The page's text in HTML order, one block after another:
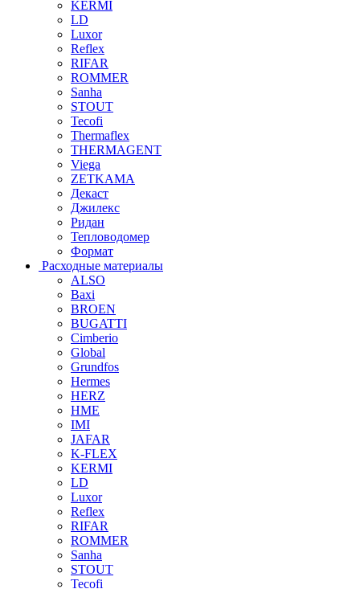
KERMI
LD
Luxor
Reflex
RIFAR
ROMMER
Sanha
STOUT
Tecofi
Thermaflex
THERMAGENT
Viega
ZETKAMA
Декаст
Джилекс
Ридан
Тепловодомер
Формат
Расходные материалы
ALSO
Baxi
BROEN
BUGATTI
Cimberio
Global
Grundfos
Hermes
HERZ
HME
IMI
JAFAR
K-FLEX
KERMI
LD
Luxor
Reflex
RIFAR
ROMMER
Sanha
STOUT
Tecofi